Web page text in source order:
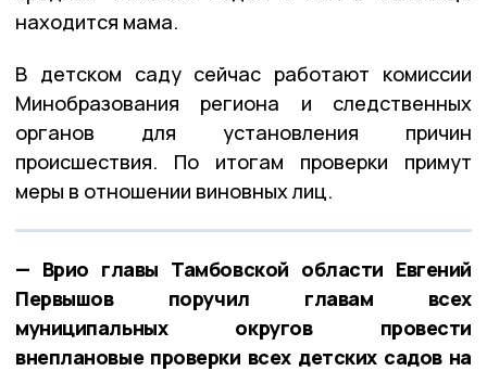
находится мама.
В детском саду сейчас работают комиссии
Минобразования региона и следственных
органов для установления причин
происшествия. По итогам проверки примут
меры в отношении виновных лиц.
— Врио главы Тамбовской области Евгений
Первышов поручил главам всех
муниципальных округов провести
внеплановые проверки всех детских садов на